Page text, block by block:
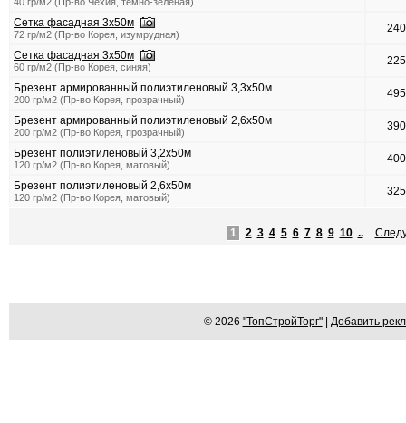
Сетка фасадная 3х50м
72 гр/м2 (Пр-во Корея, изумрудная)
Сетка фасадная 3х50м
60 гр/м2 (Пр-во Корея, синяя)
Брезент армированный полиэтиленовый 3,3х50м
200 гр/м2 (Пр-во Корея, прозрачный)
Брезент армированный полиэтиленовый 2,6х50м
200 гр/м2 (Пр-во Корея, прозрачный)
Брезент полиэтиленовый 3,2х50м
120 гр/м2 (Пр-во Корея, матовый)
Брезент полиэтиленовый 2,6х50м
120 гр/м2 (Пр-во Корея, матовый)
1 2 3 4 5 6 7 8 9 10 ..
© 2026 "ТопСтройТорг"| Добавить